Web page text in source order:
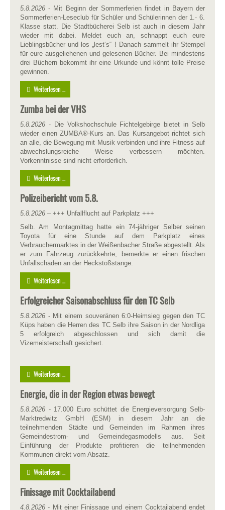
5.8.2026 - Mit Beginn der Sommerferien findet in Bayern der
Sommerferien-Leseclub für Schüler und Schülerinnen der 1.- 6.
Klasse statt. Die Stadtbücherei Selb ist auch in diesem Jahr
wieder mit dabei. Meldet euch an, schnappt euch eure
Lieblingsbücher und los „lest‘s“ ! Danach sammelt ihr Stempel
für eure ausgeliehenen und gelesenen Bücher. Bei mindestens
drei Büchern bekommt ihr eine Urkunde und könnt tolle Preise
gewinnen.
Weiterlesen ...
Zumba bei der VHS
5.8.2026 - Die Volkshochschule Fichtelgebirge bietet in Selb
wieder einen ZUMBA®-Kurs an. Das Kursangebot richtet sich
an alle, die Bewegung mit Musik verbinden und ihre Fitness auf
abwechslungsreiche Weise verbessern möchten.
Vorkenntnisse sind nicht erforderlich.
Weiterlesen ...
Polizeibericht vom 5.8.
5.8.2026 – +++ Unfallflucht auf Parkplatz +++
Selb. Am Montagmittag hatte ein 74-jähriger Selber seinen
Toyota für eine Stunde auf dem Parkplatz eines
Verbrauchermarktes in der Weißenbacher Straße abgestellt. Als
er zum Fahrzeug zurückkehrte, bemerkte er einen frischen
Unfallschaden an der Heckstoßstange.
Weiterlesen ...
Erfolgreicher Saisonabschluss für den TC Selb
5.8.2026 - Mit einem souveränen 6:0-Heimsieg gegen den TC
Küps haben die Herren des TC Selb ihre Saison in der Nordliga
5 erfolgreich abgeschlossen und sich damit die
Vizemeisterschaft gesichert.
Weiterlesen ...
Energie, die in der Region etwas bewegt
5.8.2026 - 17.000 Euro schüttet die Energieversorgung Selb-
Marktredwitz GmbH (ESM) in diesem Jahr an die
teilnehmenden Städte und Gemeinden im Rahmen ihres
Gemeindestrom- und Gemeindegasmodells aus. Seit
Einführung der Produkte profitieren die teilnehmenden
Kommunen direkt vom Absatz.
Weiterlesen ...
Finissage mit Cocktailabend
4.8.2026 - Mit einer Finissage und einem Cocktailabend endet